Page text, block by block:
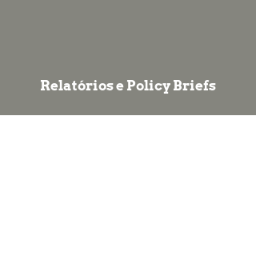
Relatórios e Policy Briefs